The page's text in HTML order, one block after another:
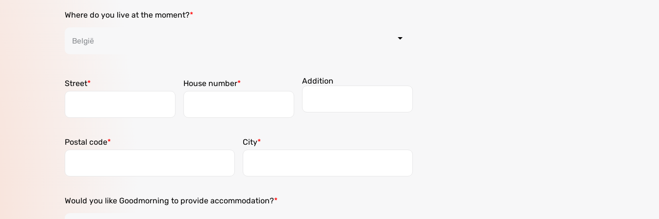
Where do you live at the moment?
Street House number Addition
Postal code City
Would you like Goodmorning to provide accommodation?